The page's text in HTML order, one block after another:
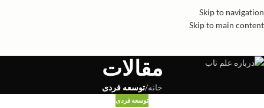
Skip to navigation
Skip to main content
مقالات
خانه/توسعه فردی
توسعه فردی